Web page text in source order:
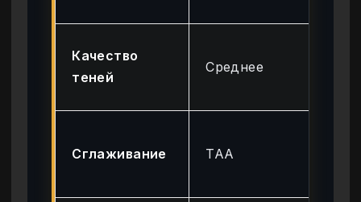
Качество
теней
Среднее
Сглаживание TAA